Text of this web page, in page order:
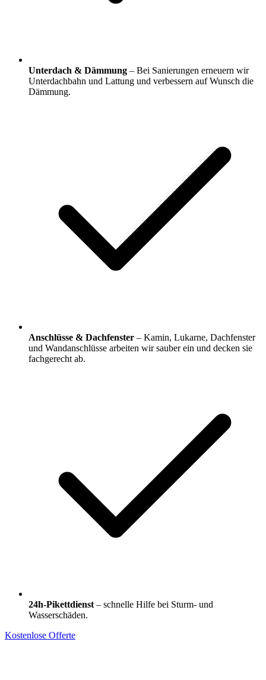
Unterdach & Dämmung – Bei Sanierungen erneuern wir
Unterdachbahn und Lattung und verbessern auf Wunsch die
Dämmung.
Anschlüsse & Dachfenster – Kamin, Lukarne, Dachfenster
und Wandanschlüsse arbeiten wir sauber ein und decken sie
fachgerecht ab.
24h-Pikettdienst – schnelle Hilfe bei Sturm- und
Wasserschäden.
Kostenlose Offerte